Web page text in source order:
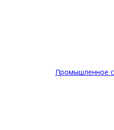
Промышленное